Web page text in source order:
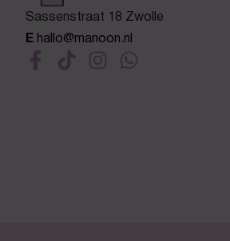
Sassenstraat 18 Zwolle
E hallo@manoon.nl